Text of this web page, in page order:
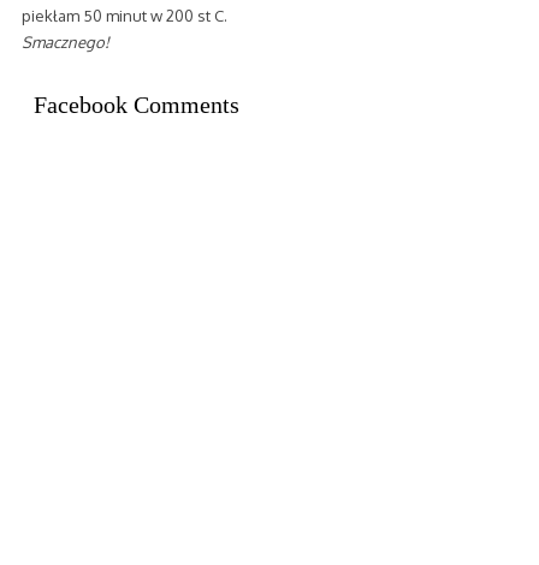
piekłam 50 minut w 200 st C.
Smacznego!
Facebook Comments